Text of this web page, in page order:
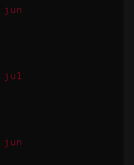
jun
jul
jun